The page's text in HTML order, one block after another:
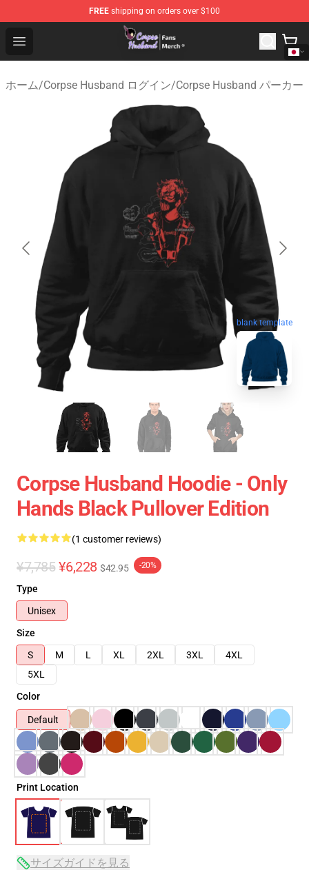
FREE shipping on orders over $100
Open menu
Corpse Husband Store - Official Corpse Husband
ホーム/Corpse Husband ログイン/Corpse Husband パーカー
blank template
Corpse Husband Hoodie - Only
Hands Black Pullover Edition
(1 customer reviews)
¥7,785 ¥6,228 $42.95 -20%
Type
Unisex
Size
S
M L XL 2XL 3XL
4XL
5XL
Color
Default
Print Location
サイズガイドを見る